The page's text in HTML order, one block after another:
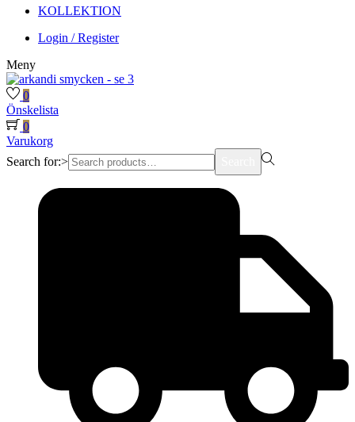
KOLLEKTION
Login / Register
Meny
0
Önskelista
0
Varukorg
Search for:>